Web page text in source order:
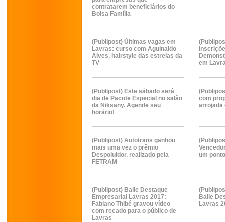
contratarem beneficiários do
Bolsa Família
(Publipost) Últimas vagas em
Lavras: curso com Aguinaldo
Alves, hairstyle das estrelas da
TV
em
(Publipost) Este sábado será
dia de Pacote Especial no salão
da Niksany. Agende seu
horário!
com
arrojada
(Publipost) Autotrans ganhou
mais uma vez o prêmio
Despoluidor, realizado pela
FETRAM
um
(Publipost) Baile Destaque
Empresarial Lavras 2017:
Fabiano Thibé gravou vídeo
com recado para o público de
Lavras
Baile
Lavras